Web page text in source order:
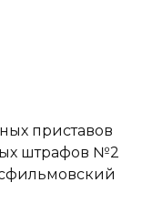
приставов
штрафов №2